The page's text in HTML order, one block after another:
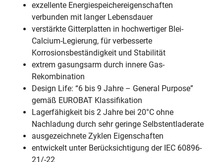
exzellente Energiespeichereigenschaften
verbunden mit langer Lebensdauer
verstärkte Gitterplatten in hochwertiger Blei-
Calcium-Legierung, für verbesserte
Korrosionsbeständigkeit und Stabilität
extrem gasungsarm durch innere Gas-
Rekombination
Design Life: “6 bis 9 Jahre – General Purpose”
gemäß EUROBAT Klassifikation
Lagerfähigkeit bis 2 Jahre bei 20°C ohne
Nachladung durch sehr geringe Selbstentladerate
ausgezeichnete Zyklen Eigenschaften
entwickelt unter Berücksichtigung der IEC 60896-
21/-22